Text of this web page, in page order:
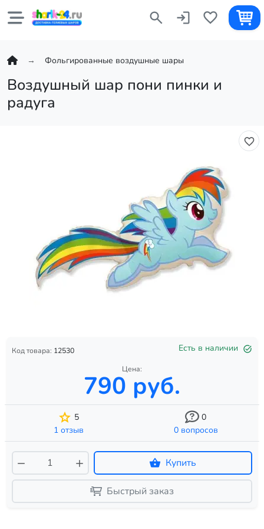
Фольгированные воздушные шары
Воздушный шар пони пинки и
радуга
Код товара: 12530 Есть в наличии
Цена:
790 руб.
5
1 отзыв
0
0 вопросов
Купить
Быстрый заказ